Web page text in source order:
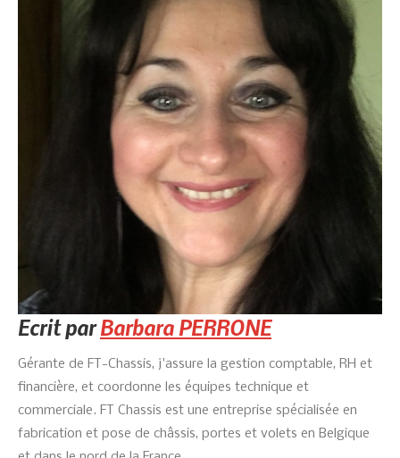
Ecrit parBarbara PERRONE
Gérante de FT-Chassis, j'assure la gestion comptable, RH et
financière, et coordonne les équipes technique et
commerciale. FT Chassis est une entreprise spécialisée en
fabrication et pose de châssis, portes et volets en Belgique